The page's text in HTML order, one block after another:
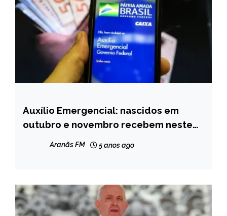
BRASIL
NOTÍCIAS
Auxílio Emergencial: nascidos em
outubro e novembro recebem neste
Aranãs FM 5 anos ago